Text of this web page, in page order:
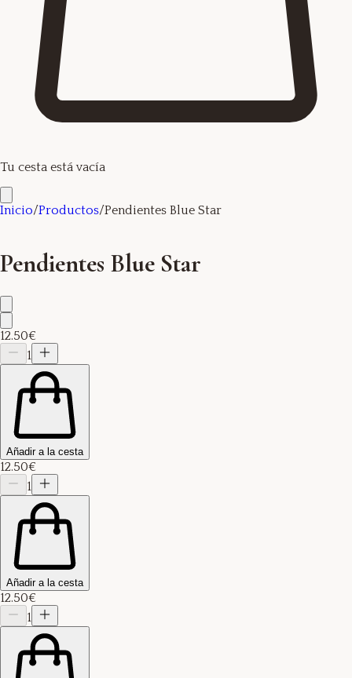
Tu cesta está vacía
Inicio/Productos/Pendientes Blue Star
Pendientes Blue Star
12.50€
1
Añadir a la cesta
12.50€
1
Añadir a la cesta
12.50€
1